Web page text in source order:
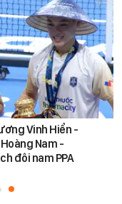
Vinh Hiển -
Nam -
đôi nam PPA